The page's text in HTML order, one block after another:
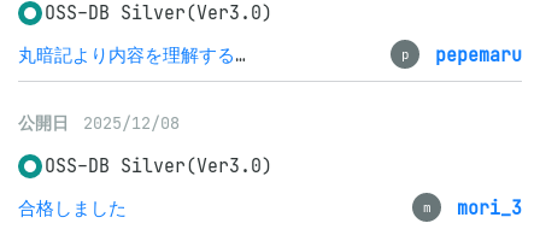
OSS-DB Silver(Ver3.0)
丸暗記より内容を理解することが大事
p pepemaru
公開日 2025/12/08
OSS-DB Silver(Ver3.0)
合格しました
m mori_3